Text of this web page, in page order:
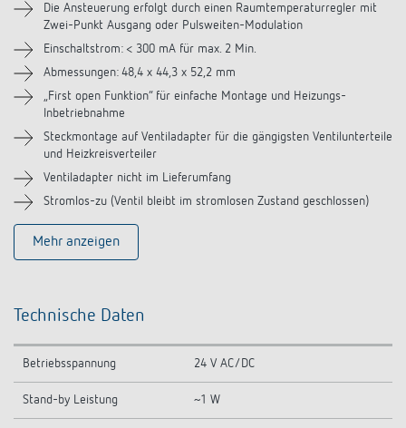
Die Ansteuerung erfolgt durch einen Raumtemperaturregler mit
Zwei-Punkt Ausgang oder Pulsweiten-Modulation
Einschaltstrom: < 300 mA für max. 2 Min.
Abmessungen: 48,4 x 44,3 x 52,2 mm
„First open Funktion“ für einfache Montage und Heizungs-
Inbetriebnahme
Steckmontage auf Ventiladapter für die gängigsten Ventilunterteile
und Heizkreisverteiler
Ventiladapter nicht im Lieferumfang
Stromlos-zu (Ventil bleibt im stromlosen Zustand geschlossen)
Mehr anzeigen
Technische Daten
Betriebsspannung 24 V AC/DC
Stand-by Leistung ~1 W